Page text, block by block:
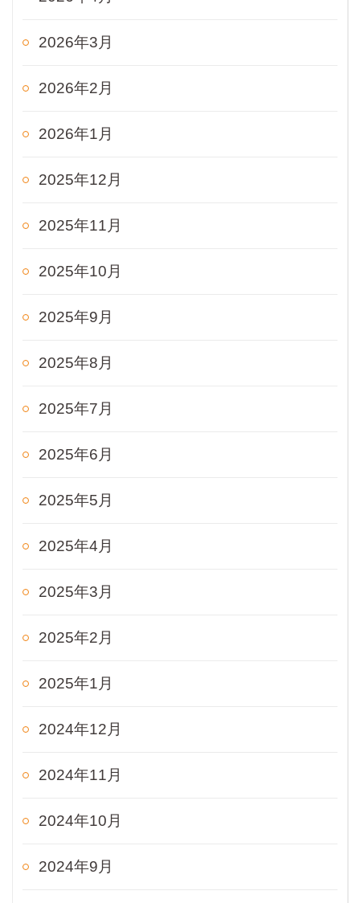
2026年3月
2026年2月
2026年1月
2025年12月
2025年11月
2025年10月
2025年9月
2025年8月
2025年7月
2025年6月
2025年5月
2025年4月
2025年3月
2025年2月
2025年1月
2024年12月
2024年11月
2024年10月
2024年9月